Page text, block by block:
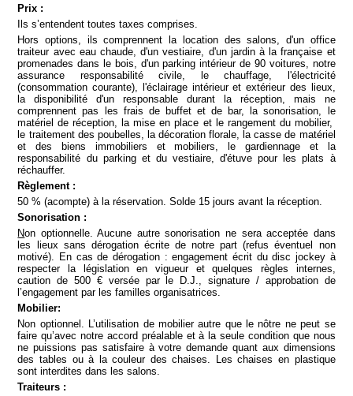
Prix :
Ils s’entendent toutes taxes comprises.
Hors options, ils comprennent la location des salons, d'un office
traiteur avec eau chaude, d'un vestiaire, d'un jardin à la française et
promenades dans le bois, d'un parking intérieur de 90 voitures, notre
assurance responsabilité civile, le chauffage, l'électricité
(consommation courante), l'éclairage intérieur et extérieur des lieux,
la disponibilité d'un responsable durant la réception, mais ne
comprennent pas les frais de buffet et de bar, la sonorisation, le
matériel de réception, la mise en place et le rangement du mobilier,
le traitement des poubelles, la décoration florale, la casse de matériel
et des biens immobiliers et mobiliers, le gardiennage et la
responsabilité du parking et du vestiaire, d'étuve pour les plats à
réchauffer.
Règlement:
50 % (acompte) à la réservation. Solde 15 jours avant la réception.
Sonorisation :
Non optionnelle. Aucune autre sonorisation ne sera acceptée dans
les lieux sans dérogation écrite de notre part (refus éventuel non
motivé). En cas de dérogation : engagement écrit du disc jockey à
respecter la législation en vigueur et quelques règles internes,
caution de 500 € versée par le D.J., signature / approbation de
l’engagement par les familles organisatrices.
Mobilier:
Non optionnel. L’utilisation de mobilier autre que le nôtre ne peut se
faire qu’avec notre accord préalable et à la seule condition que nous
ne puissions pas satisfaire à votre demande quant aux dimensions
des tables ou à la couleur des chaises. Les chaises en plastique
sont interdites dans les salons.
Traiteurs :